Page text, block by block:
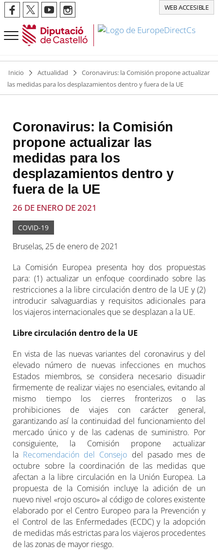
WEB ACCESIBLE
Inicio Actualidad
Coronavirus: la Comisión propone actualizar
las medidas para los desplazamientos dentro y fuera de la UE
Coronavirus: la Comisión
propone actualizar las
medidas para los
desplazamientos dentro y
fuera de la UE
26 DE ENERO DE 2021
COVID-19
Bruselas, 25 de enero de 2021
La Comisión Europea presenta hoy dos propuestas
para: (1) actualizar un enfoque coordinado sobre las
restricciones a la libre circulación dentro de la UE y (2)
introducir salvaguardias y requisitos adicionales para
los viajeros internacionales que se desplazan a la UE.
Libre circulación dentro de la UE
En vista de las nuevas variantes del coronavirus y del
elevado número de nuevas infecciones en muchos
Estados miembros, se considera necesario disuadir
firmemente de realizar viajes no esenciales, evitando al
mismo tiempo los cierres fronterizos o las
prohibiciones de viajes con carácter general,
garantizando así la continuidad del funcionamiento del
mercado único y de las cadenas de suministro. Por
consiguiente, la Comisión propone actualizar
la Recomendación del Consejo del pasado mes de
octubre sobre la coordinación de las medidas que
afectan a la libre circulación en la Unión Europea. La
propuesta de la Comisión incluye la adición de un
nuevo nivel «rojo oscuro» al código de colores existente
elaborado por el Centro Europeo para la Prevención y
el Control de las Enfermedades (ECDC) y la adopción
de medidas más estrictas para los viajeros procedentes
de las zonas de mayor riesgo.